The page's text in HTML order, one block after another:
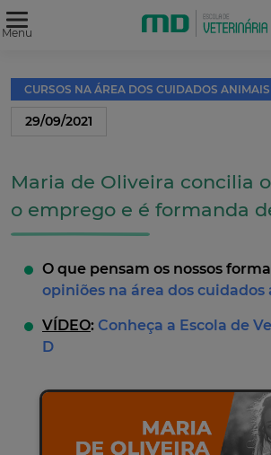
Menu
CURSOS NA ÁREA DOS CUIDADOS ANIMAIS
29/09/2021
Maria de Oliveira concilia
o emprego e é formanda
O que pensam os nossos
opiniões na área dos cuidados
VÍDEO: Conheça a Escola de
D